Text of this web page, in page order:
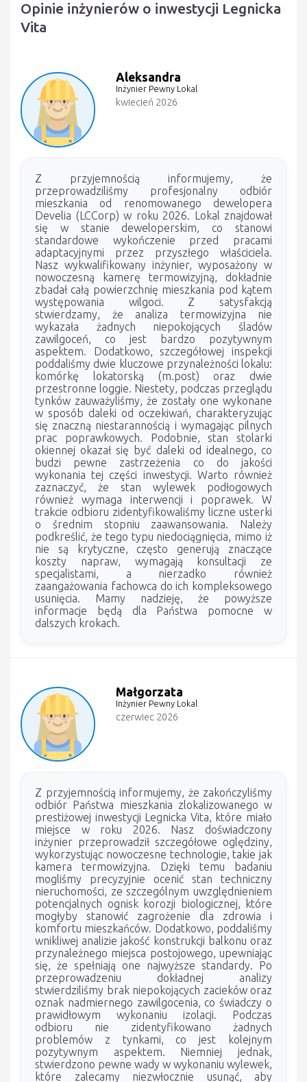
Opinie inżynierów o inwestycji Legnicka
Vita
Aleksandra
Inżynier Pewny Lokal
kwiecień 2026
Z przyjemnością informujemy, że
przeprowadziliśmy profesjonalny odbiór
mieszkania od renomowanego dewelopera
Develia (LCCorp) w roku 2026. Lokal znajdował
się w stanie deweloperskim, co stanowi
standardowe wykończenie przed pracami
adaptacyjnymi przez przyszłego właściciela.
Nasz wykwalifikowany inżynier, wyposażony w
nowoczesną kamerę termowizyjną, dokładnie
zbadał całą powierzchnię mieszkania pod kątem
występowania wilgoci. Z satysfakcją
stwierdzamy, że analiza termowizyjna nie
wykazała żadnych niepokojących śladów
zawilgoceń, co jest bardzo pozytywnym
aspektem. Dodatkowo, szczegółowej inspekcji
poddaliśmy dwie kluczowe przynależności lokalu:
komórkę lokatorską (m.post) oraz dwie
przestronne loggie. Niestety, podczas przeglądu
tynków zauważyliśmy, że zostały one wykonane
w sposób daleki od oczekiwań, charakteryzując
się znaczną niestarannością i wymagając pilnych
prac poprawkowych. Podobnie, stan stolarki
okiennej okazał się być daleki od idealnego, co
budzi pewne zastrzeżenia co do jakości
wykonania tej części inwestycji. Warto również
zaznaczyć, że stan wylewek podłogowych
również wymaga interwencji i poprawek. W
trakcie odbioru zidentyfikowaliśmy liczne usterki
o średnim stopniu zaawansowania. Należy
podkreślić, że tego typu niedociągnięcia, mimo iż
nie są krytyczne, często generują znaczące
koszty napraw, wymagają konsultacji ze
specjalistami, a nierzadko również
zaangażowania fachowca do ich kompleksowego
usunięcia. Mamy nadzieję, że powyższe
informacje będą dla Państwa pomocne w
dalszych krokach.
Małgorzata
Inżynier Pewny Lokal
czerwiec 2026
Z przyjemnością informujemy, że zakończyliśmy
odbiór Państwa mieszkania zlokalizowanego w
prestiżowej inwestycji Legnicka Vita, które miało
miejsce w roku 2026. Nasz doświadczony
inżynier przeprowadził szczegółowe oględziny,
wykorzystując nowoczesne technologie, takie jak
kamera termowizyjna. Dzięki temu badaniu
mogliśmy precyzyjnie ocenić stan techniczny
nieruchomości, ze szczególnym uwzględnieniem
potencjalnych ognisk korozji biologicznej, które
mogłyby stanowić zagrożenie dla zdrowia i
komfortu mieszkańców. Dodatkowo, poddaliśmy
wnikliwej analizie jakość konstrukcji balkonu oraz
przynależnego miejsca postojowego, upewniając
się, że spełniają one najwyższe standardy. Po
przeprowadzeniu dokładnej analizy
stwierdziliśmy brak niepokojących zacieków oraz
oznak nadmiernego zawilgocenia, co świadczy o
prawidłowym wykonaniu izolacji. Podczas
odbioru nie zidentyfikowano żadnych
problemów z tynkami, co jest kolejnym
pozytywnym aspektem. Niemniej jednak,
stwierdzono pewne wady w wykonaniu wylewek,
które zalecamy niezwłocznie usunąć, aby